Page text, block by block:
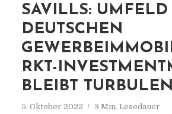
SAVILLS: UMFELD
DEUTSCHEN
RKT-
BLEIBT
5. Oktober 2022 3 Min. Lesedauer